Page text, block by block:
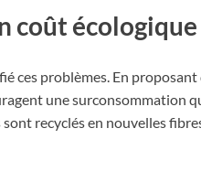
coût écologique
ces problèmes. En
une surconsommation
sont recyclés en nouvelles